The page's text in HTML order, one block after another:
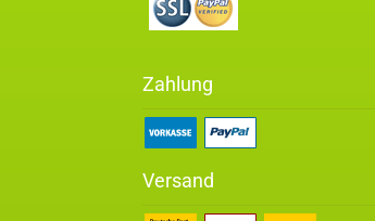
Zahlung
Versand